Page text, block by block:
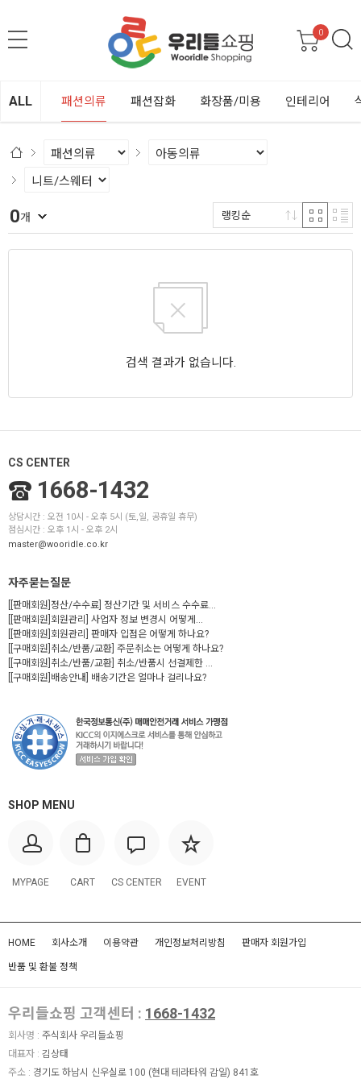
0
ALL 패션의류 패션잡화 화장품/미용 인테리어
0개 랭킹순
검색 결과가 없습니다.
CS CENTER
1668-1432
상담시간 : 오전 10시 - 오후 5시 (토,일, 공휴일 휴무)
점심시간 : 오후 1시 - 오후 2시
master@wooridle.co.kr
자주묻는질문
[[판매회원]정산/수수료] 정산기간 및 서비스 수수료...
[[판매회원]회원관리] 사업자 정보 변경시 어떻게...
[[판매회원]회원관리] 판매자 입점은 어떻게 하나요?
[[구매회원]취소/반품/교환] 주문취소는 어떻게 하나요?
[[구매회원]취소/반품/교환] 취소/반품시 선결제한 ...
[[구매회원]배송안내] 배송기간은 얼마나 걸리나요?
SHOP MENU
MYPAGE CART CS CENTER EVENT
HOME 회사소개 이용약관 개인정보처리방침 판매자 회원가입
반품 및 환불 정책
우리들쇼핑 고객센터 : 1668-1432
회사명 : 주식회사 우리들쇼핑
대표자 : 김상태
주소 : 경기도 하남시 신우실로 100 (현대 테라타워 감일) 841호